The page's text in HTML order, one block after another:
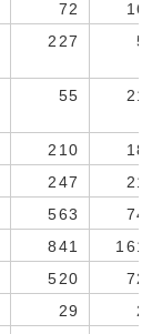
72
16
227 5
55 21
210
18
247
21
563
74
841
161
520
72
29
2